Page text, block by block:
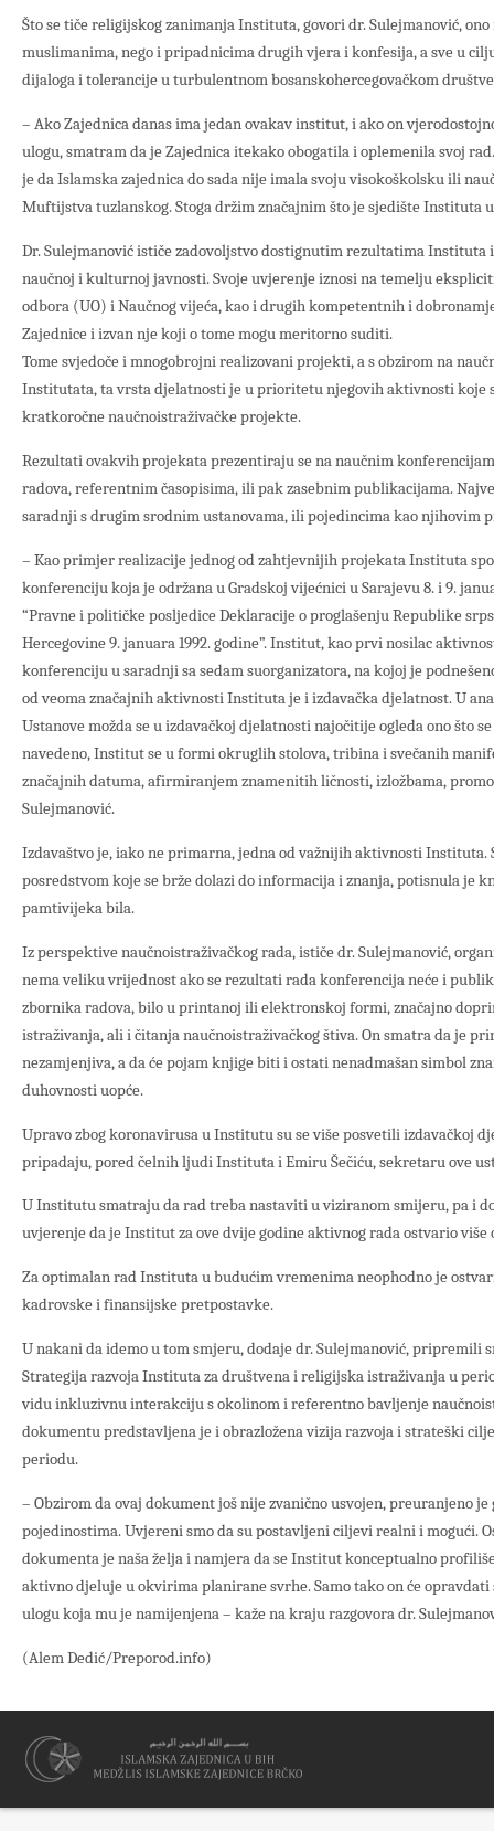
Što se tiče religijskog zanimanja Instituta, govori dr. Sulejmanović,
muslimanima, nego i pripadnicima drugih vjera i konfesija, a sve u
dijaloga i tolerancije u turbulentnom bosanskohercegovačkom
– Ako Zajednica danas ima jedan ovakav institut, i ako on
ulogu, smatram da je Zajednica itekako obogatila i oplemenila svoj
je da Islamska zajednica do sada nije imala svoju visokoškolsku ili
Muftijstva tuzlanskog. Stoga držim značajnim što je sjedište Instituta
Dr. Sulejmanović ističe zadovoljstvo dostignutim rezultatima Instituta
naučnoj i kulturnoj javnosti. Svoje uvjerenje iznosi na temelju
odbora (UO) i Naučnog vijeća, kao i drugih kompetentnih i
Zajednice i izvan nje koji o tome mogu meritorno suditi.
Tome svjedoče i mnogobrojni realizovani projekti, a s obzirom na
Institutata, ta vrsta djelatnosti je u prioritetu njegovih aktivnosti koje
kratkoročne naučnoistraživačke projekte.
Rezultati ovakvih projekata prezentiraju se na naučnim
radova, referentnim časopisima, ili pak zasebnim publikacijama.
saradnji s drugim srodnim ustanovama, ili pojedincima kao njihovim
– Kao primjer realizacije jednog od zahtjevnijih projekata Instituta
konferenciju koja je održana u Gradskoj vijećnici u Sarajevu 8. i 9.
“Pravne i političke posljedice Deklaracije o proglašenju Republike
Hercegovine 9. januara 1992. godine”. Institut, kao prvi nosilac
konferenciju u saradnji sa sedam suorganizatora, na kojoj je
od veoma značajnih aktivnosti Instituta je i izdavačka djelatnost. U
Ustanove možda se u izdavačkoj djelatnosti najočitije ogleda ono što
navedeno, Institut se u formi okruglih stolova, tribina i svečanih
značajnih datuma, afirmiranjem znamenitih ličnosti, izložbama,
Sulejmanović.
Izdavaštvo je, iako ne primarna, jedna od važnijih aktivnosti Instituta.
posredstvom koje se brže dolazi do informacija i znanja, potisnula je
pamtivijeka bila.
Iz perspektive naučnoistraživačkog rada, ističe dr. Sulejmanović,
nema veliku vrijednost ako se rezultati rada konferencija neće i
zbornika radova, bilo u printanoj ili elektronskoj formi, značajno
istraživanja, ali i čitanja naučnoistraživačkog štiva. On smatra da je
nezamjenjiva, a da će pojam knjige biti i ostati nenadmašan simbol
duhovnosti uopće.
Upravo zbog koronavirusa u Institutu su se više posvetili izdavačkoj
pripadaju, pored čelnih ljudi Instituta i Emiru Šečiću, sekretaru ove
U Institutu smatraju da rad treba nastaviti u viziranom smijeru, pa i
uvjerenje da je Institut za ove dvije godine aktivnog rada ostvario više
Za optimalan rad Instituta u budućim vremenima neophodno je
kadrovske i finansijske pretpostavke.
U nakani da idemo u tom smjeru, dodaje dr. Sulejmanović, pripremili
Strategija razvoja Instituta za društvena i religijska istraživanja u
vidu inkluzivnu interakciju s okolinom i referentno bavljenje
dokumentu predstavljena je i obrazložena vizija razvoja i strateški
periodu.
– Obzirom da ovaj dokument još nije zvanično usvojen, preuranjeno
pojedinostima. Uvjereni smo da su postavljeni ciljevi realni i mogući.
dokumenta je naša želja i namjera da se Institut konceptualno
aktivno djeluje u okvirima planirane svrhe. Samo tako on će
ulogu koja mu je namijenjena – kaže na kraju razgovora dr.
(Alem Dedić/Preporod.info)